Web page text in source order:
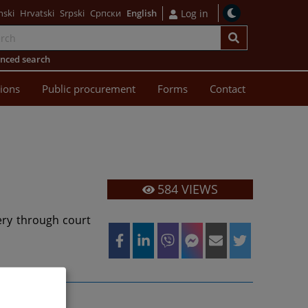
Hrvatski Srpski Српски English Log in
search
Public procurement Forms Contact
through court
584 VIEWS